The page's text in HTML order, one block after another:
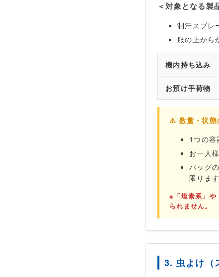
＜対象となる製
制汗スプレ
服の上から
機内持ち込み
お預け手荷物
⚠️ 数量・状態
1つの
お一人
バッグ
限ります
※「塩素系」や
られません。
3. 虫よけ（